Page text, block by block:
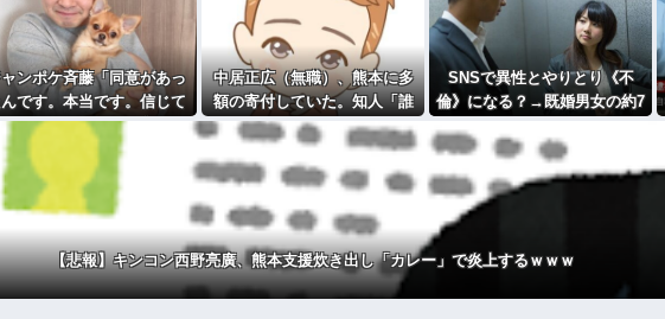
ンポケ斉藤「同意があっ
です。本当です。信じて
さい」 ←何でこの主張が
通らないの？
中居正広（無職）、熊本に多
額の寄付していた。知人「誰
にも知られなくてもいい、と
公表してない」
SNSで異性とやりとり《不
倫》になる？→既婚男女の約7
【悲報】キンコン西野亮廣、熊本支援炊き出し「カレー」で炎上するｗｗｗ